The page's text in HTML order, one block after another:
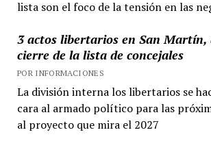
lista son el foco de la tensión en las
3 actos libertarios en San Martín,
cierre de la lista de concejales
POR INFORMACIONES
La división interna los libertarios se
cara al armado político para las
al proyecto que mira el 2027